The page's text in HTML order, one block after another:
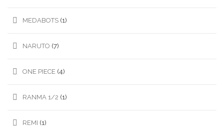
MEDABOTS (1)
NARUTO (7)
ONE PIECE (4)
RANMA 1/2 (1)
REMI (1)